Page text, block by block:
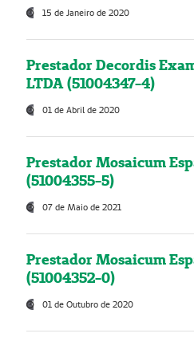
15 de Janeiro de 2020
Prestador Decordis
LTDA (51004347-4)
01 de Abril de 2020
Prestador Mosaicum
(51004355-5)
07 de Maio de 2021
Prestador Mosaicum
(51004352-0)
01 de Outubro de 2020